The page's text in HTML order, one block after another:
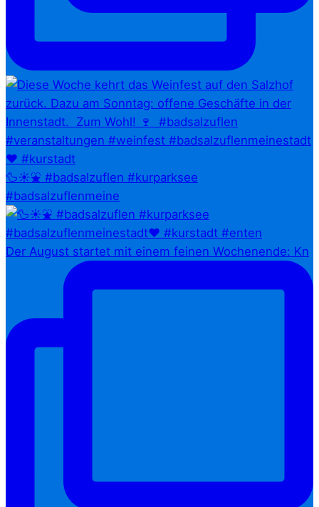
🦆☀️⛲ #badsalzuflen #kurparksee
#badsalzuflenmeine
Der August startet mit einem feinen Wochenende: Kn